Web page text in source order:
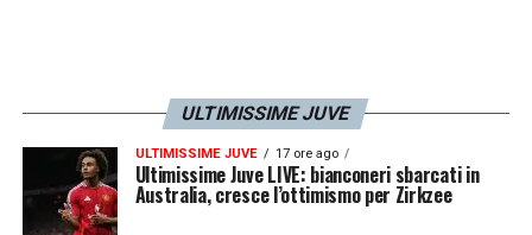
ULTIMISSIME JUVE
ULTIMISSIME JUVE 17 ore ago
Ultimissime Juve LIVE: bianconeri sbarcati in
Australia, cresce l’ottimismo per Zirkzee